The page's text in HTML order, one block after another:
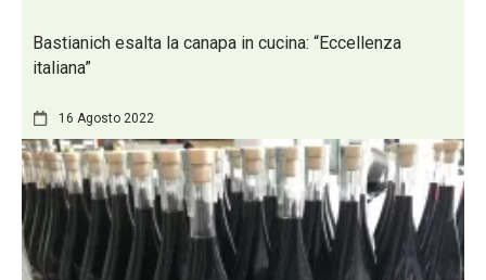
Bastianich esalta la canapa in cucina: “Eccellenza
italiana”
16 Agosto 2022